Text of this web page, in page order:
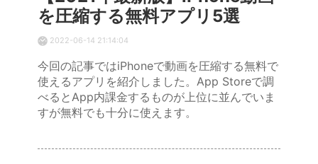
を圧縮する無料アプリ5選
2022-06-14 21:14:04
今回の記事ではiPhoneで動画を圧縮する無料で
使えるアプリを紹介しました。App Storeで調
べるとApp内課金するものが上位に並んでいま
すが無料でも十分に使えます。